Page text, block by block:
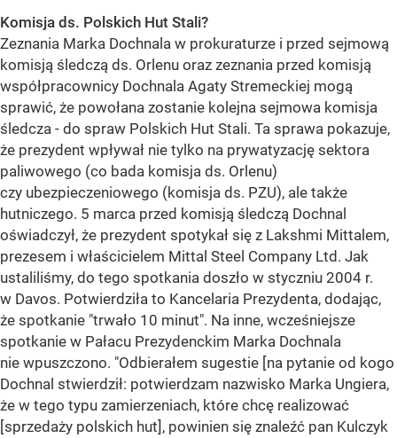
Komisja ds. Polskich Hut Stali?
Zeznania Marka Dochnala w prokuraturze i przed sejmową
komisją śledczą ds. Orlenu oraz zeznania przed komisją
współpracownicy Dochnala Agaty Stremeckiej mogą
sprawić, że powołana zostanie kolejna sejmowa komisja
śledcza - do spraw Polskich Hut Stali. Ta sprawa pokazuje,
że prezydent wpływał nie tylko na prywatyzację sektora
paliwowego (co bada komisja ds. Orlenu)
czy ubezpieczeniowego (komisja ds. PZU), ale także
hutniczego. 5 marca przed komisją śledczą Dochnal
oświadczył, że prezydent spotykał się z Lakshmi Mittalem,
prezesem i właścicielem Mittal Steel Company Ltd. Jak
ustaliliśmy, do tego spotkania doszło w styczniu 2004 r.
w Davos. Potwierdziła to Kancelaria Prezydenta, dodając,
że spotkanie "trwało 10 minut". Na inne, wcześniejsze
spotkanie w Pałacu Prezydenckim Marka Dochnala
nie wpuszczono. "Odbierałem sugestie [na pytanie od kogo
Dochnal stwierdził: potwierdzam nazwisko Marka Ungiera,
że w tego typu zamierzeniach, które chcę realizować
[sprzedaży polskich hut], powinien się znaleźć pan Kulczyk